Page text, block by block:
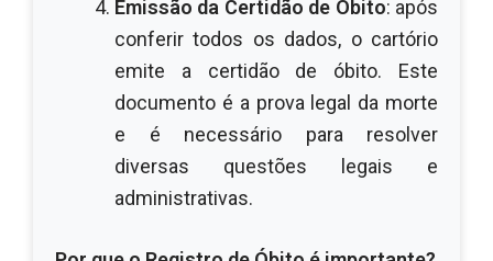
Emissão da Certidão de Óbito: após
conferir todos os dados, o cartório
emite a certidão de óbito. Este
documento é a prova legal da morte
e é necessário para resolver
diversas questões legais e
administrativas.